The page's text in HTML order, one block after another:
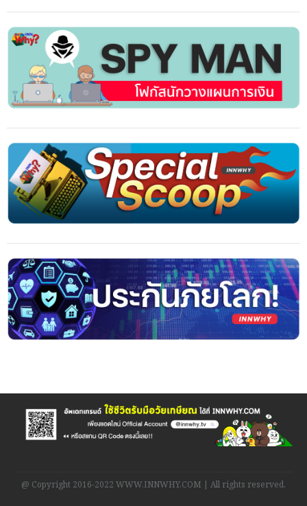
@ Copyright 2016-2022 WWW.INNWHY.COM | All rights reserved.